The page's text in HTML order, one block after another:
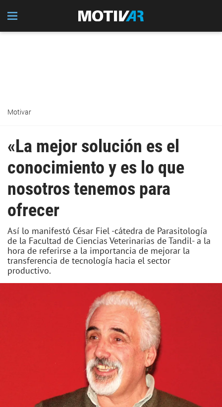
Motivar
«La mejor solución es el
conocimiento y es lo que
nosotros tenemos para
ofrecer
Así lo manifestó César Fiel -cátedra de Parasitología
de la Facultad de Ciencias Veterinarias de Tandil- a la
hora de referirse a la importancia de mejorar la
transferencia de tecnología hacia el sector
productivo.